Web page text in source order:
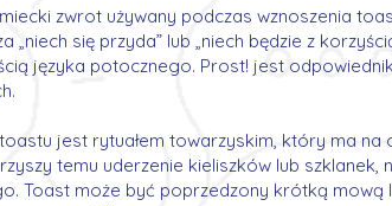
zwrot używany podczas wznoszenia
„niech się przyda” lub „niech będzie z
języka potocznego. Prost! jest
jest rytuałem towarzyskim, który ma na
temu uderzenie kieliszków lub
Toast może być poprzedzony krótką mową